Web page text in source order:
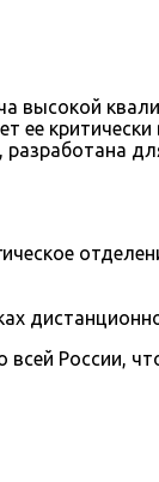
ее
России,